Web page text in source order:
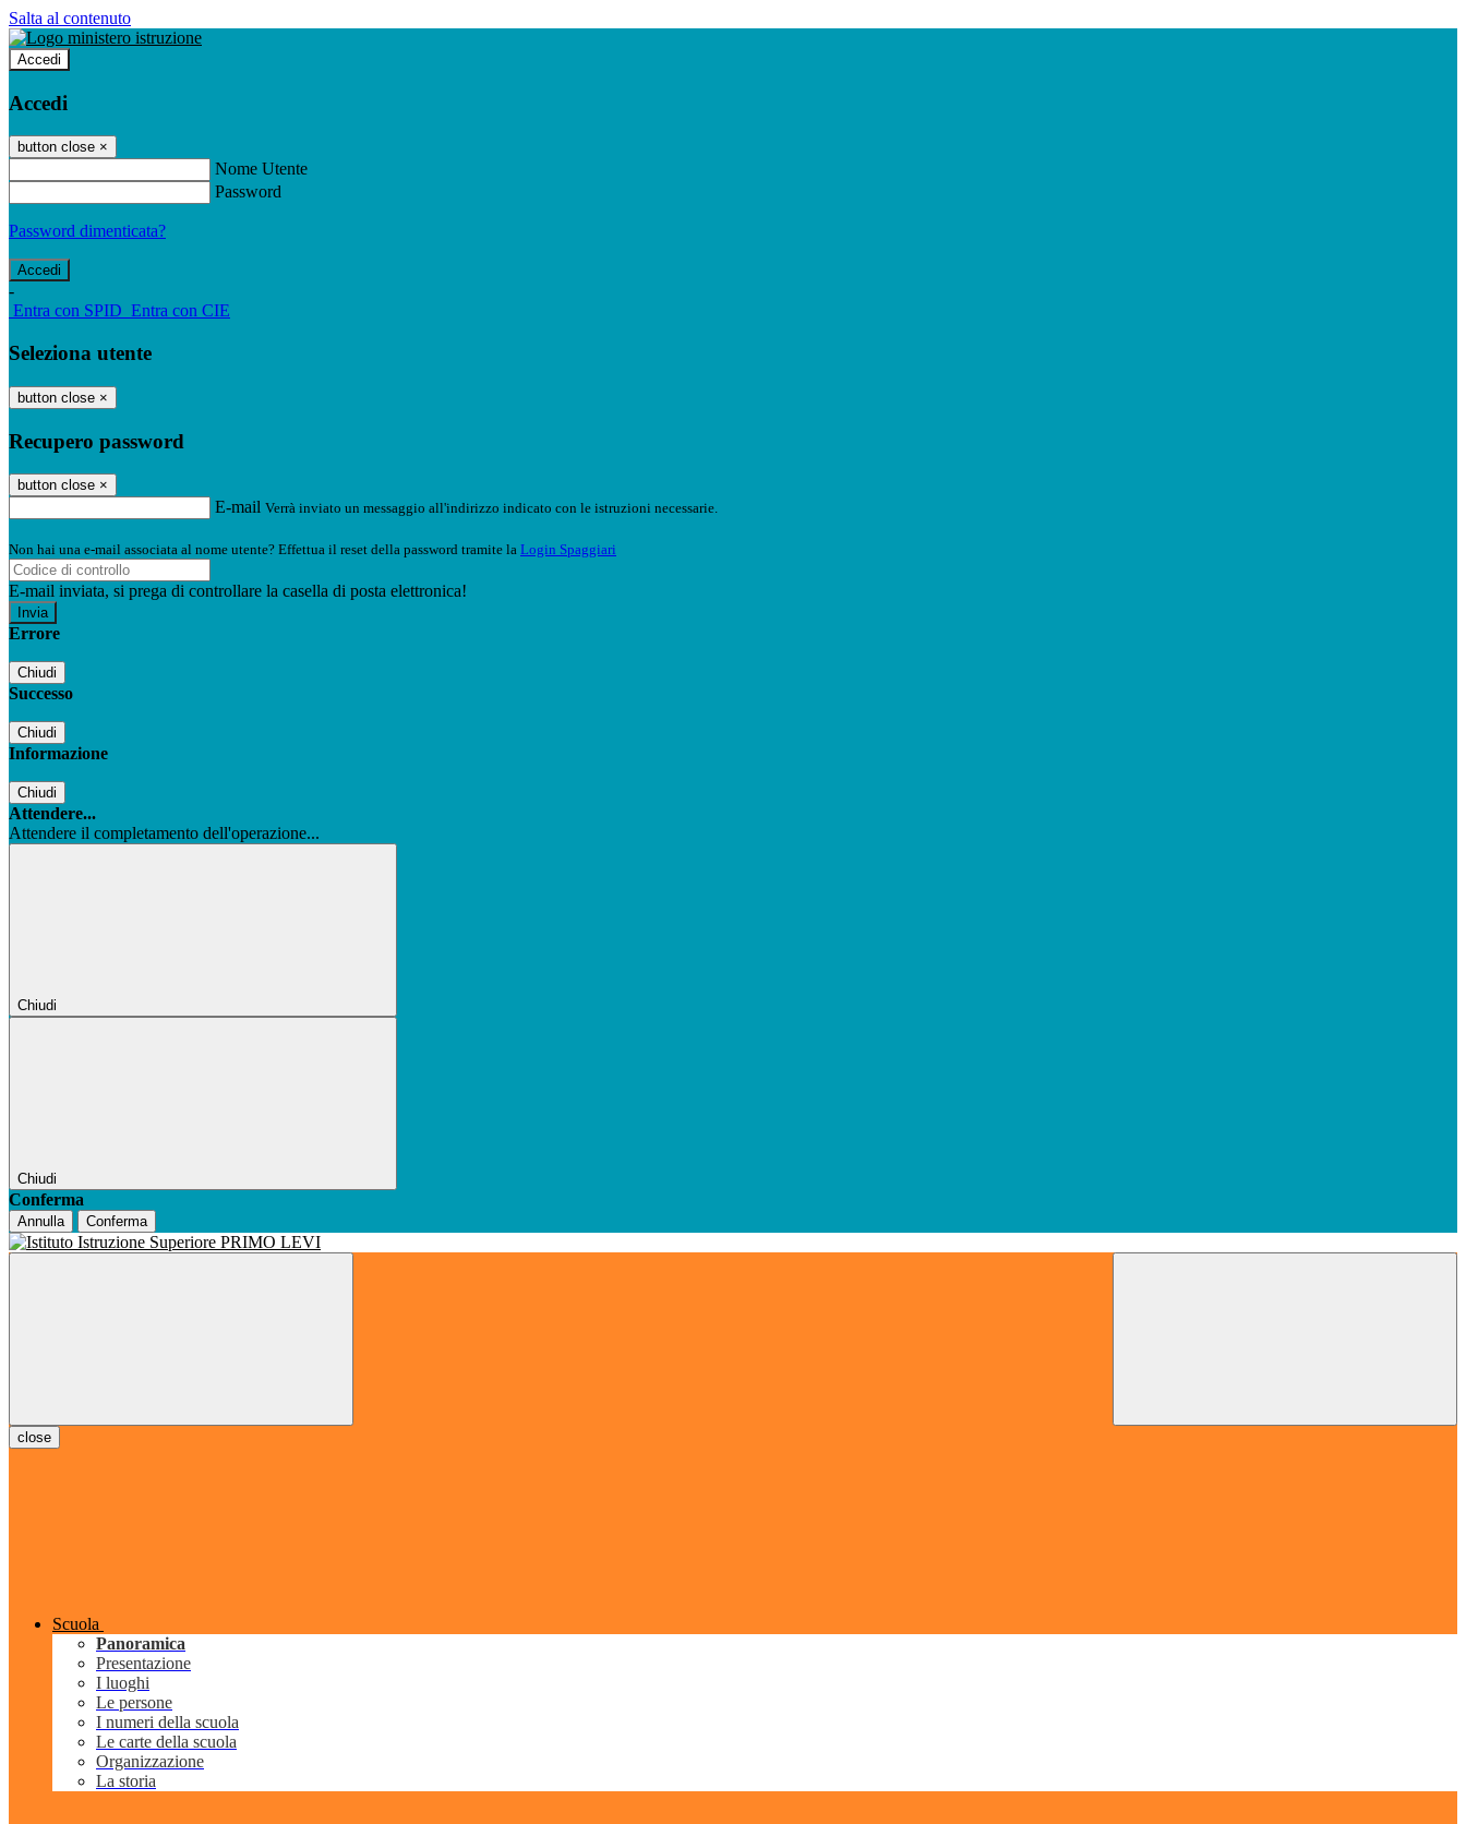
Salta al contenuto
Accedi
Accedi
button close ×
Nome Utente
Password
Password dimenticata?
-
Entra con SPID Entra con CIE
Seleziona utente
button close ×
Recupero password
button close ×
E-mail Verrà inviato un messaggio all'indirizzo indicato con le istruzioni necessarie.
Non hai una e-mail associata al nome utente? Effettua il reset della password tramite la Login Spaggiari
E-mail inviata, si prega di controllare la casella di posta elettronica!
Errore
Chiudi
Successo
Chiudi
Informazione
Chiudi
Attendere...
Attendere il completamento dell'operazione...
Chiudi
Chiudi
Conferma
Annulla Conferma
close
Scuola
Panoramica
Presentazione
I luoghi
Le persone
I numeri della scuola
Le carte della scuola
Organizzazione
La storia